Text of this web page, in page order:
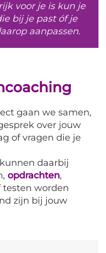
voor je is kun je
bij je past óf je
aanpassen.
gaan we samen,
over jouw
of vragen die je
daarbij
opdrachten,
testen worden
zijn bij jouw